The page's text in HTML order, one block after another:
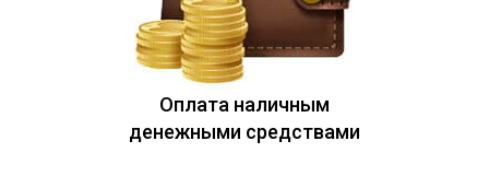
Оплата наличным
денежными средствами